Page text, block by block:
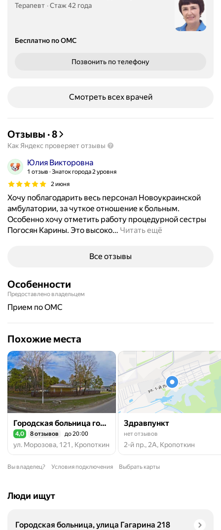
Терапевт Стаж 42 года
Бесплатно по ОМС
Позвонить по телефону
Смотреть всех врачей
Отзывы ·8
Как Яндекс проверяет отзывы
Юлия Викторовна
1 отзыв Знаток города 2 уровня
2 июня
Хочу поблагодарить весь персонал Новоукраинской
амбулатории, за чуткое отношение к больным.
Особенно хочу отметить работу процедурной сестры
Погосян Карины. Это высоко… Читать ещё
Все отзывы
Особенности
Предоставлено владельцем
прием по ОМС
Похожие места
Городская больница города Кропоткина, кабинет врача общей практики
Рейтинг 4,0 из 5
4,0 8 отзывов до 20:00
ул. Морозова, 121, Кропоткин
Здравпункт
нет отзывов
2-й пр., 2А, Кропоткин
Вы владелец? Условия подключения Выбрать карты
Люди ищут
Городская больница, улица Гагарина 218